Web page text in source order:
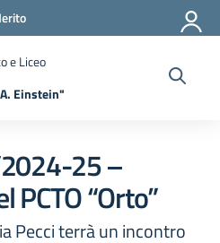
e Liceo
Einstein"
25 –
PCTO “Orto”
Pecci terrà un incontro